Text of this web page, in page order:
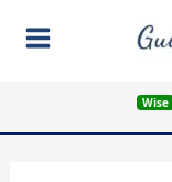
para
Wise